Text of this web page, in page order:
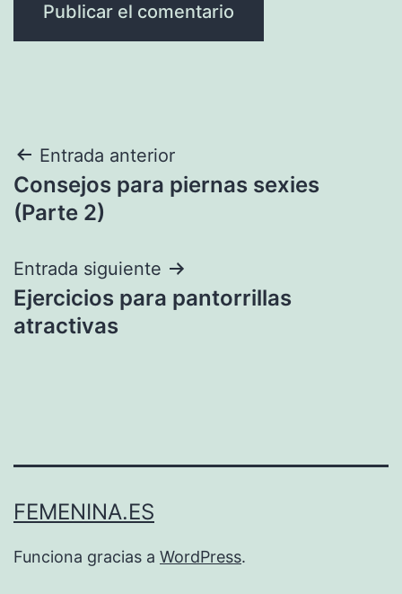
Navegación
de
Entrada anterior
Consejos para piernas sexies
(Parte 2)
Entrada siguiente
Ejercicios para pantorrillas
atractivas
FEMENINA.ES
Funciona gracias a WordPress.